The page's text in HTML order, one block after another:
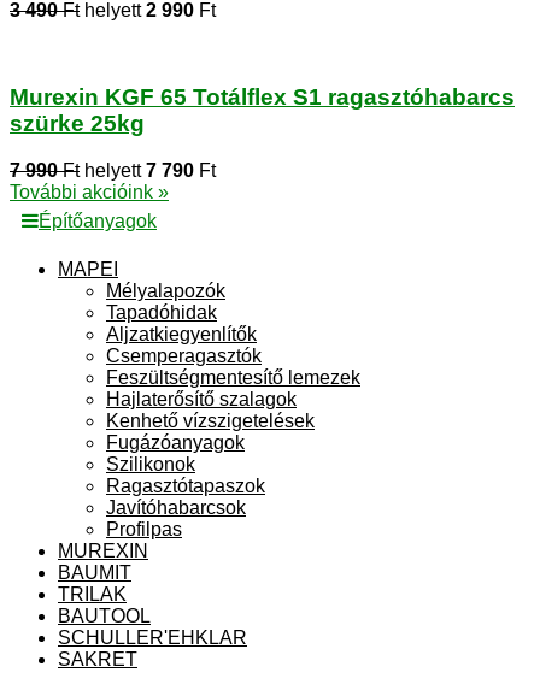
3 490 Fthelyett2 990 Ft
Murexin KGF 65 Totálflex S1 ragasztóhabarcs
szürke 25kg
7 990 Fthelyett7 790 Ft
További akcióink »
Építőanyagok
MAPEI
Mélyalapozók
Tapadóhidak
Aljzatkiegyenlítők
Csemperagasztók
Feszültségmentesítő lemezek
Hajlaterősítő szalagok
Kenhető vízszigetelések
Fugázóanyagok
Szilikonok
Ragasztótapaszok
Javítóhabarcsok
Profilpas
MUREXIN
BAUMIT
TRILAK
BAUTOOL
SCHULLER'EHKLAR
SAKRET